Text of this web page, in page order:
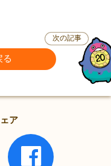
る
次の記事
ア